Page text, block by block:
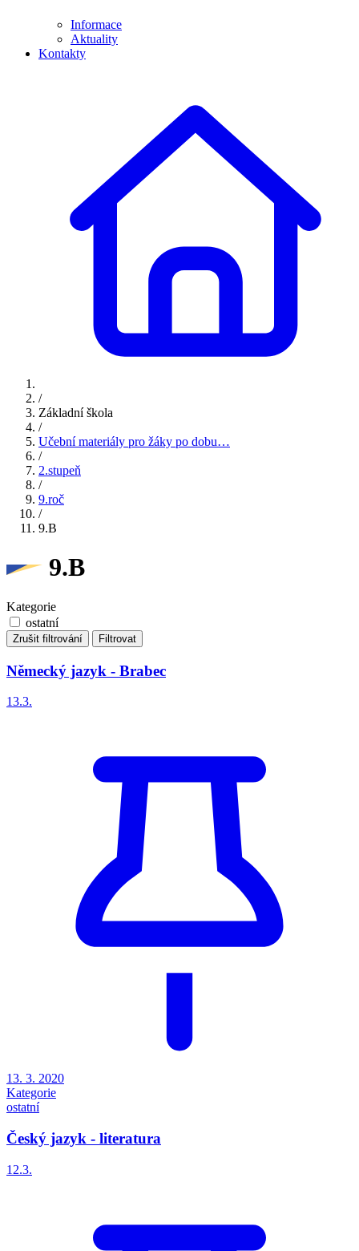
Informace
Aktuality
Kontakty
/
Základní škola
/
Učební materiály pro žáky po dobu…
/
2.stupeň
/
9.roč
/
9.B
9.B
Kategorie
ostatní
Zrušit filtrování Filtrovat
Německý jazyk - Brabec
13.3.
13. 3. 2020
Kategorie
ostatní
Český jazyk - literatura
12.3.